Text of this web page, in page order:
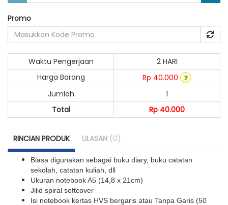
Promo
Waktu Pengerjaan
2 HARI
Harga Barang
Rp 40.000
Jumlah
1
Total
Rp 40.000
RINCIAN PRODUK ULASAN (0)
Biasa digunakan sebagai buku diary, buku catatan
sekolah, catatan kuliah, dll
Ukuran notebook A5 (14,8 x 21cm)
Jilid spiral softcover
Isi notebook kertas HVS bergaris atau Tanpa Garis (50